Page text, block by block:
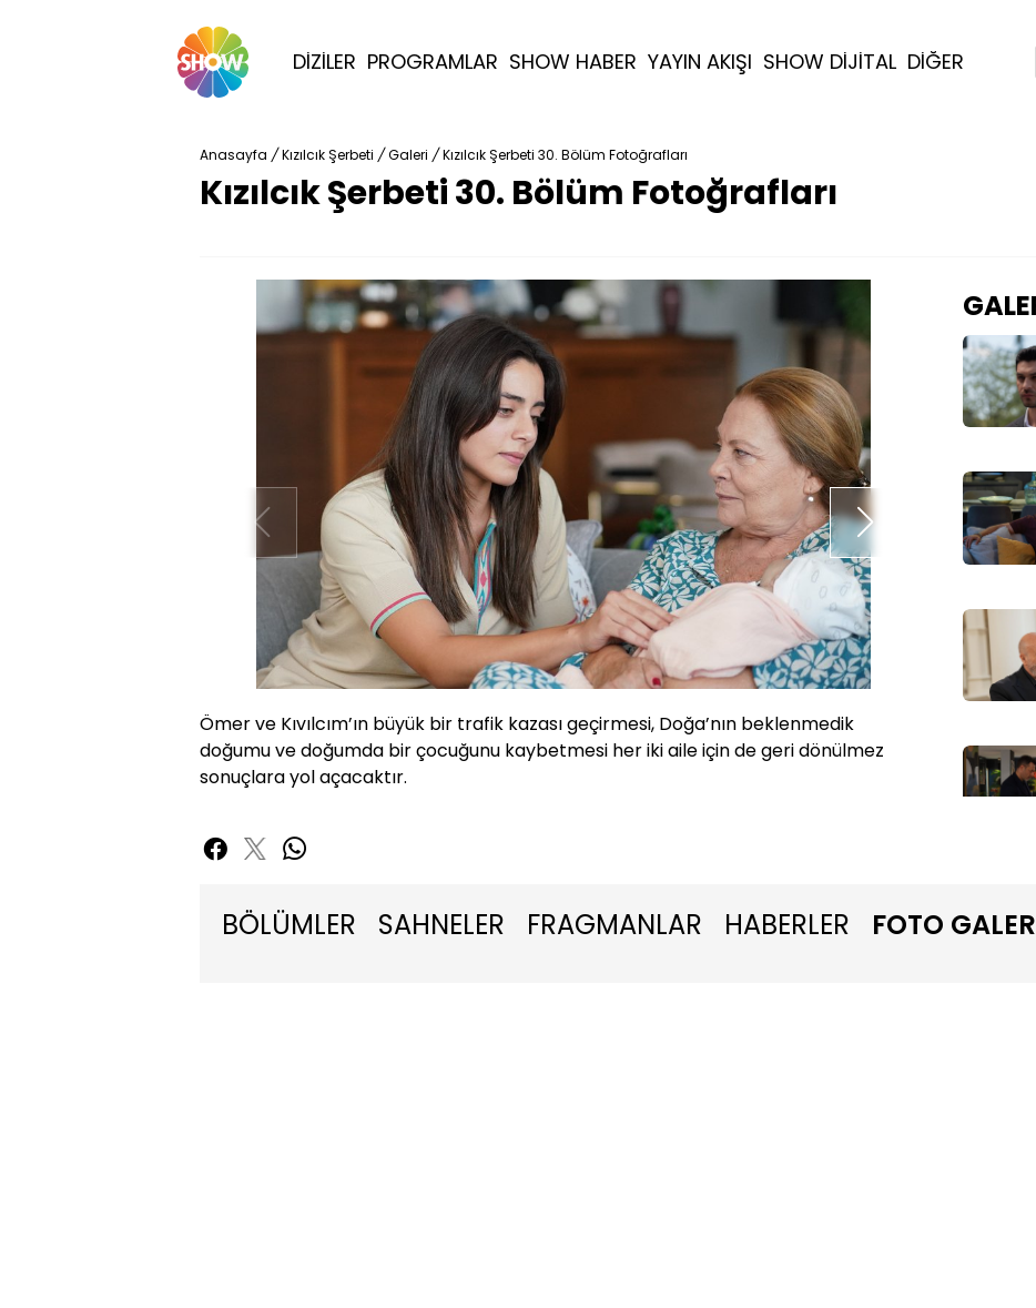
DİZİLER PROGRAMLAR SHOW HABER YAYIN AKIŞI SHOW DİJİTAL DİĞER
Anasayfa / Kızılcık Şerbeti / Galeri / Kızılcık Şerbeti 30. Bölüm Fotoğrafları
Kızılcık Şerbeti 30. Bölüm Fotoğrafları
Ömer ve Kıvılcım’ın büyük bir trafik kazası geçirmesi, Doğa’nın beklenmedik
doğumu ve doğumda bir çocuğunu kaybetmesi her iki aile için de geri dönülmez
sonuçlara yol açacaktır.
BÖLÜMLER SAHNELER FRAGMANLAR HABERLER FOTO